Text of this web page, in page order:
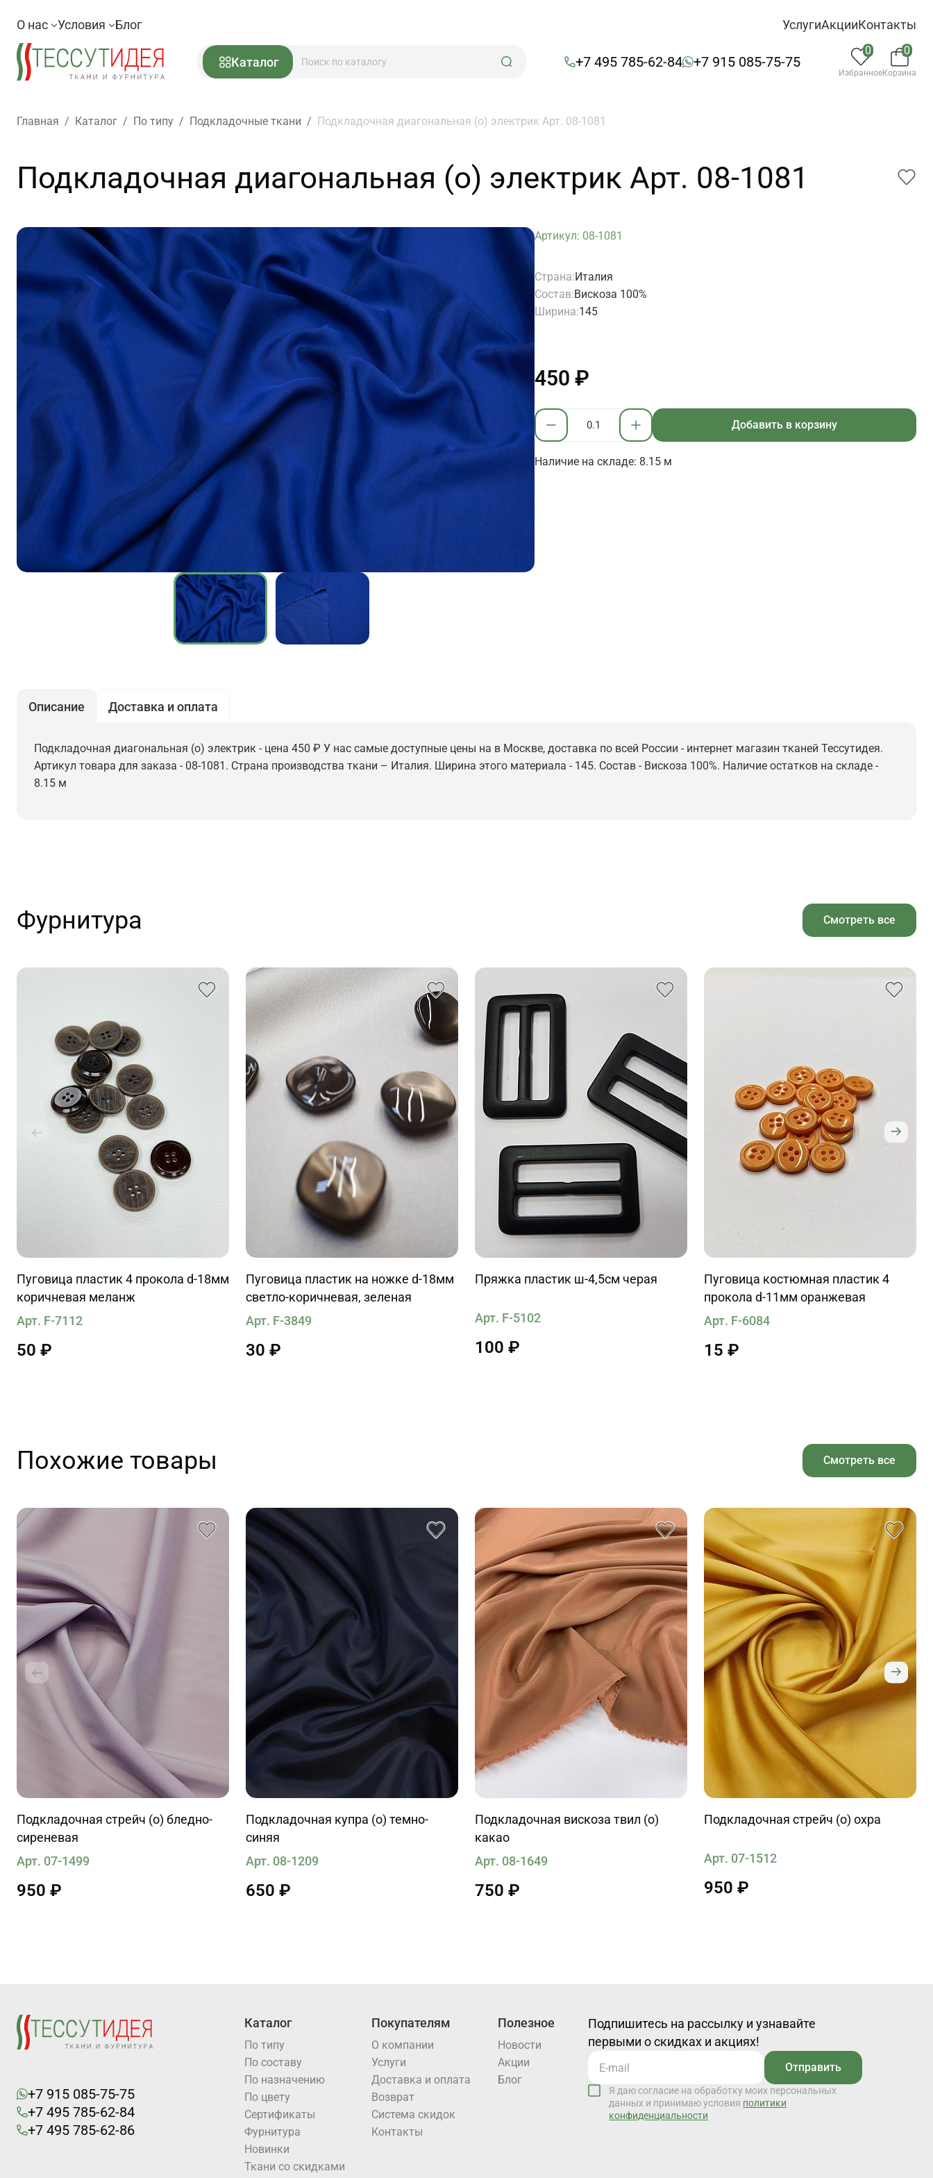
О нас Условия Блог УслугиАкцииКонтакты
Каталог +7 495 785-62-84 +7 915 085-75-75
0
Избранное
0
Корзина
Главная / Каталог / По типу / Подкладочные ткани / Подкладочная диагональная (о) электрик Арт. 08-1081
Подкладочная диагональная (о) электрик Арт. 08-1081
Артикул: 08-1081
Страна:Италия
Состав:Вискоза 100%
Ширина:145
450 ₽
Добавить в корзину
Наличие на складе: 8.15 м
Описание Доставка и оплата
Подкладочная диагональная (о) электрик - цена 450 ₽ У нас самые доступные цены на в Москве, доставка по всей России - интернет магазин тканей Тессутидея.
Артикул товара для заказа - 08-1081. Страна производства ткани – Италия. Ширина этого материала - 145. Состав - Вискоза 100%. Наличие остатков на складе -
8.15 м
Фурнитура Смотреть все
Пуговица пластик 4 прокола d-18мм
коричневая меланж
Арт. F-7112
50 ₽
Пуговица пластик на ножке d-18мм
светло-коричневая, зеленая
Арт. F-3849
30 ₽
Пряжка пластик ш-4,5см черая
Арт. F-5102
100 ₽
Пуговица костюмная пластик 4
прокола d-11мм оранжевая
Арт. F-6084
15 ₽
Похожие товары Смотреть все
Подкладочная стрейч (о) бледно-
сиреневая
Арт. 07-1499
950 ₽
Подкладочная купра (о) темно-
синяя
Арт. 08-1209
650 ₽
Подкладочная вискоза твил (о)
какао
Арт. 08-1649
750 ₽
Подкладочная стрейч (о) охра
Арт. 07-1512
950 ₽
+7 915 085-75-75
+7 495 785-62-84
+7 495 785-62-86
Каталог
По типу
По составу
По назначению
По цвету
Cертификаты
Фурнитура
Новинки
Ткани со скидками
Покупателям
О компании
Услуги
Доставка и оплата
Возврат
Система скидок
Контакты
Полезное
Новости
Акции
Блог
Подпишитесь на рассылку и узнавайте
первыми о скидках и акциях!
Отправить
Я даю согласие на обработку моих персональных
данных и принимаю условия политики
конфиденциальности